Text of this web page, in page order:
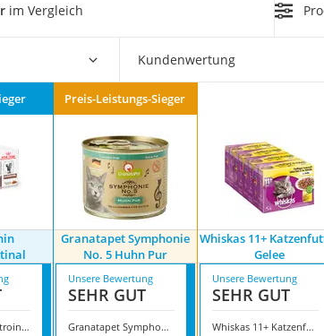
im Vergleich
Kundenwertung
Preis-Leistungs-Sieger
Granatapet Symphonie
No. 5 Huhn Pur
Whiskas 11+
Gelee
Royal Canin Gastrointestinal
Unsere Bewertung
SEHR GUT
Granatapet Symphonie No. 5 Huhn Pur
Unsere Bewertung
SEHR GUT
Whiskas 11+ Katzenfutter Gelee